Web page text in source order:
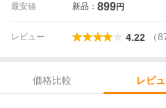
最安値 新品： 899円
レビュー 4.22 （
価格比較 レビ